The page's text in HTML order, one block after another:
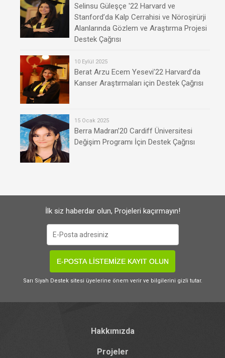
Selinsu Güleşçe '22 Harvard ve
Stanford’da Kalp Cerrahisi ve Nöroşirürji
Alanlarında Gözlem ve Araştırma Projesi
Destek Çağrısı
10 Eylül 2025
Berat Arzu Ecem Yesevi’22 Harvard’da
Kanser Araştırmaları için Destek Çağrısı
15 Ocak 2025
Berra Madran’20 Cardiff Üniversitesi
Değişim Programı İçin Destek Çağrısı
İlk siz haberdar olun, Projeleri kaçırmayın!
E-POSTA LİSTEMİZE KAYIT OLUN
Sarı Siyah Destek sitesi üyelerine önem verir ve bilgilerini gizli tutar.
Hakkımızda
Projeler